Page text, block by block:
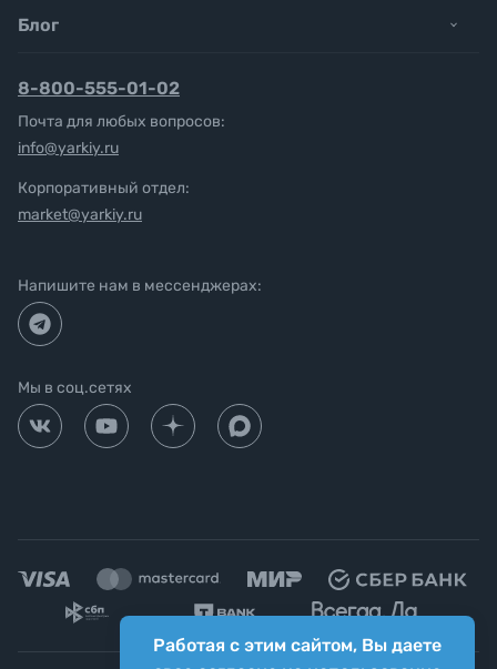
Работая с этим сайтом, Вы даете
Блог
8-800-555-01-02
Почта для любых вопросов:
info@yarkiy.ru
Корпоративный отдел:
market@yarkiy.ru
Напишите нам в мессенджерах:
Мы в соц.сетях